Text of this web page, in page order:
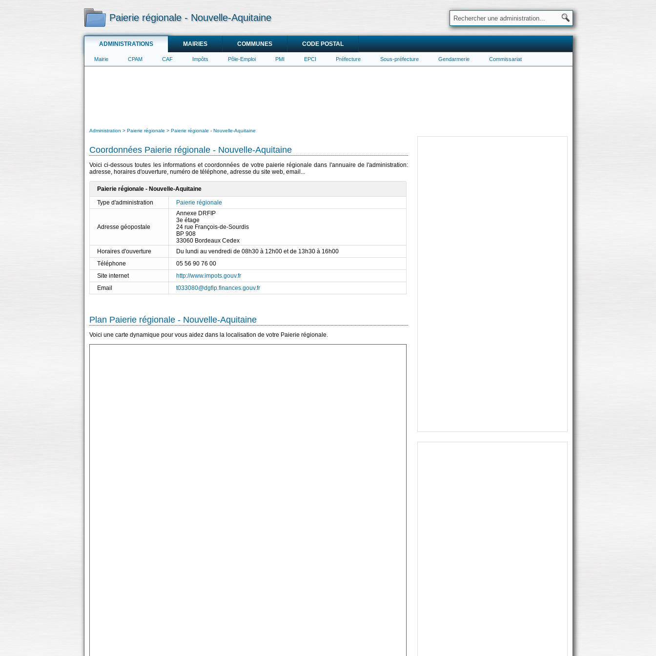
Paierie régionale - Nouvelle-Aquitaine
ADMINISTRATIONS MAIRIES COMMUNES CODE POSTAL
Mairie CPAM CAF Impôts Pôle-Emploi PMI EPCI Préfecture Sous-préfecture Gendarmerie Commissariat
Administration Paierie régionale Paierie régionale - Nouvelle-Aquitaine
Coordonnées Paierie régionale - Nouvelle-Aquitaine
Voici ci-dessous toutes les informations et coordonnées de votre paierie régionale dans l'annuaire de l'administration:
adresse, horaires d'ouverture, numéro de téléphone, adresse du site web, email...
Paierie régionale - Nouvelle-Aquitaine
Type d'administration
Paierie régionale
Adresse géopostale
Annexe DRFIP
3e étage
24 rue François-de-Sourdis
BP 908
33060 Bordeaux Cedex
Horaires d'ouverture
Du lundi au vendredi de 08h30 à 12h00 et de 13h30 à 16h00
Téléphone
05 56 90 76 00
Site internet
http://www.impots.gouv.fr
Email
t033080@dgfip.finances.gouv.fr
Plan Paierie régionale - Nouvelle-Aquitaine
Voici une carte dynamique pour vous aidez dans la localisation de votre Paierie régionale.